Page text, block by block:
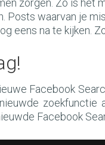
zorgen. Zo is het
Posts waarvan je
eens na te kijken.
Facebook
zoekfunctie
Facebook